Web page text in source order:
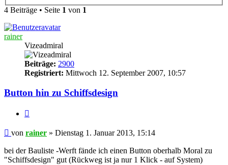
4 Beiträge • Seite 1 von 1
rainer
Vizeadmiral
Beiträge: 2900
Registriert: Mittwoch 12. September 2007, 10:57
Button hin zu Schiffsdesign
Beitrag
von rainer » Dienstag 1. Januar 2013, 15:14
bei der Bauliste -Werft fände ich einen Button oberhalb Moral zu
"Schiffsdesign" gut (Rückweg ist ja nur 1 Klick - auf System)